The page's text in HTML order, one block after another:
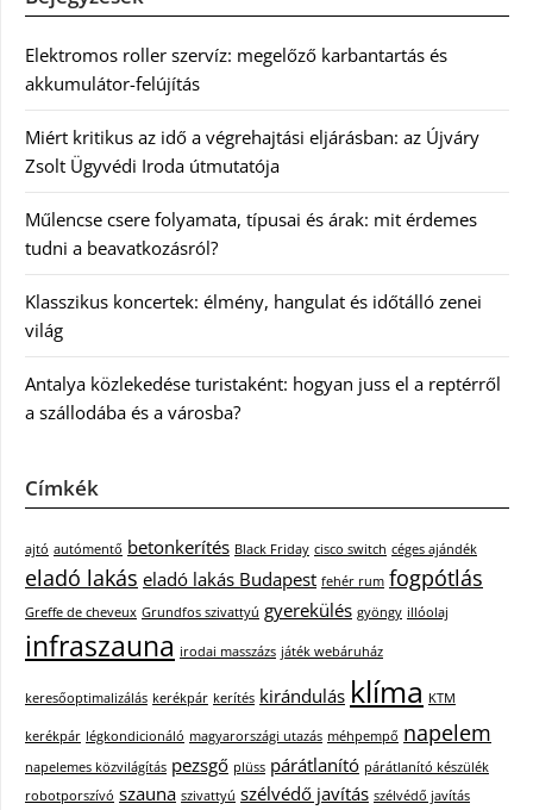
Elektromos roller szervíz: megelőző karbantartás és
akkumulátor-felújítás
Miért kritikus az idő a végrehajtási eljárásban: az Újváry
Zsolt Ügyvédi Iroda útmutatója
Műlencse csere folyamata, típusai és árak: mit érdemes
tudni a beavatkozásról?
Klasszikus koncertek: élmény, hangulat és időtálló zenei
világ
Antalya közlekedése turistaként: hogyan juss el a reptérről
a szállodába és a városba?
Címkék
ajtó autómentő betonkerítés Black Friday cisco switch céges ajándék
eladó lakás eladó lakás Budapest fehér rum fogpótlás
Greffe de cheveux Grundfos szivattyú gyerekülés gyöngy illóolaj
infraszauna irodai masszázs játék webáruház
keresőoptimalizálás kerékpár kerítés kirándulás klíma KTM
kerékpár légkondicionáló magyarországi utazás méhpempő napelem
napelemes közvilágítás pezsgő plüss párátlanító párátlanító készülék
robotporszívó szauna szivattyú szélvédő javítás szélvédő javítás